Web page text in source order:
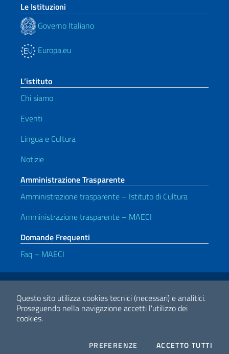
Questo sito utilizza cookies tecnici (necessari) e analitici.
Proseguendo nella navigazione accetti l'utilizzo dei
cookies.
PREFERENZE COOKIESACCETTO TUTTI
Le Istituzioni
Governo Italiano
Europa.eu
L’istituto
Chi siamo
Eventi
Lingua e Cultura
Notizie
Amministrazione Trasparente
Amministrazione trasparente – Istituto di Cultura
Amministrazione trasparente – MAECI
Domande Frequenti
Faq – MAECI
Link Utili